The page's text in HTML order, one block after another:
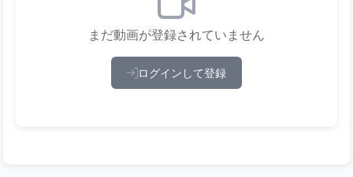
まだ動画が登録されていません
ログインして登録